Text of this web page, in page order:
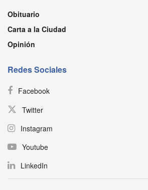
Obituario
Carta a la Ciudad
Opinión
Redes Sociales
Facebook
Twitter
Instagram
Youtube
LinkedIn